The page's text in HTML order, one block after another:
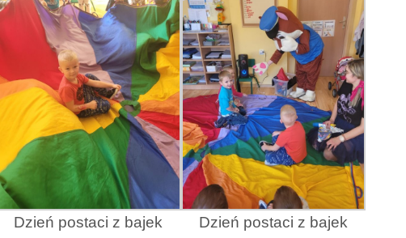
Dzień postaci z bajek Dzień postaci z bajek